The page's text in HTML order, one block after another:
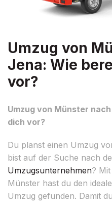
Umzug von
Jena: Wie
vor?
Umzug von Münster
dich vor?
Du planst einen Umzug
bist auf der Suche nach
Umzugsunternehmen?
Münster hast du den
Umzug gefunden. Damit